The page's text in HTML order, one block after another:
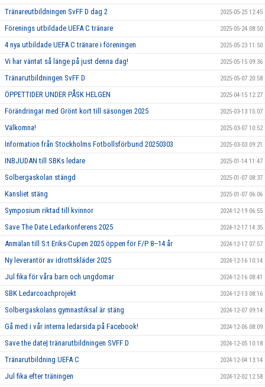
Tränareutbildningen SvFF D dag 2 2025-05-25 12:45
Förenings utbildade UEFA C tränare 2025-05-24 08:50
4 nya utbildade UEFA C tränare i föreningen 2025-05-23 11:50
Vi har väntat så länge på just denna dag! 2025-05-15 09:36
Tränarutbildningen SvFF D 2025-05-07 20:58
ÖPPETTIDER UNDER PÅSK HELGEN 2025-04-15 12:27
Förändringar med Grönt kort till säsongen 2025 2025-03-13 15:07
Välkomna! 2025-03-07 10:52
Information från Stockholms Fotbollsförbund 20250303 2025-03-03 09:21
INBJUDAN till SBKs ledare 2025-01-14 11:47
Solbergaskolan stängd 2025-01-07 08:37
Kansliet stäng 2025-01-07 06:06
Symposium riktad till kvinnor 2024-12-19 06:55
Save The Date Ledarkonferens 2025 2024-12-17 14:35
Anmälan till S:t Eriks-Cupen 2025 öppen för F/P 8–14 år 2024-12-17 07:57
Ny leverantör av idrottskläder 2025 2024-12-16 10:14
Jul fika för våra barn och ungdomar 2024-12-16 08:41
SBK Ledarcoachprojekt 2024-12-13 08:16
Solbergaskolans gymnastiksal är stäng 2024-12-07 09:14
Gå med i vår interna ledarsida på Facebook! 2024-12-06 08:09
Save the date| tränarutbildningen SVFF D 2024-12-05 10:18
Tränarutbildning UEFA C 2024-12-04 13:14
Jul fika efter träningen 2024-12-02 12:58